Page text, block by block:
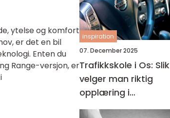
ytelse og komfort
er det en bil
Enten du
Range-versjon, er
inspiration
07. December 2025
Trafikkskole i Os: Slik
velger man riktig
opplæring i
Bjørnafjorden